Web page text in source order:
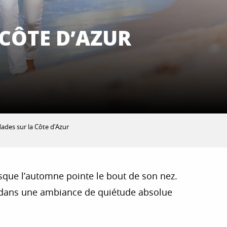
D’AZUR
sur la Côte d’Azur
l’automne pointe le bout de son nez.
une ambiance de quiétude absolue